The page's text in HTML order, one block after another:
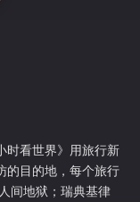
时看世界》用旅行新
的目的地，每个旅行
间地狱；瑞典基律